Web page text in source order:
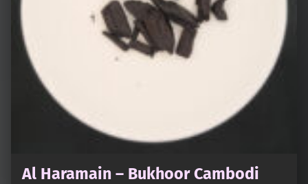
Al Haramain – Bukhoor Cambodi